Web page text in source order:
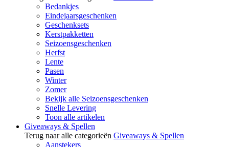
Bedankjes
Eindejaarsgeschenken
Geschenksets
Kerstpakketten
Seizoensgeschenken
Herfst
Lente
Pasen
Winter
Zomer
Bekijk alle Seizoensgeschenken
Snelle Levering
Toon alle artikelen
Giveaways & Spellen
Terug naar alle categorieën Giveaways & Spellen
Aanstekers